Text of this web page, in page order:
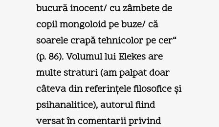
bucură inocent/ cu zâmbete de
copil mongoloid pe buze/ că
soarele crapă tehnicolor pe cer“
(p. 86). Volumul lui Elekes are
multe straturi (am palpat doar
câteva din referinţele filosofice şi
psihanalitice), autorul fiind
versat în comentarii privind